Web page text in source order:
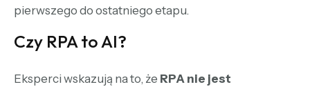
pierwszego do ostatniego etapu.
Czy RPA to AI?
Eksperci wskazują na to, że RPA nie jest